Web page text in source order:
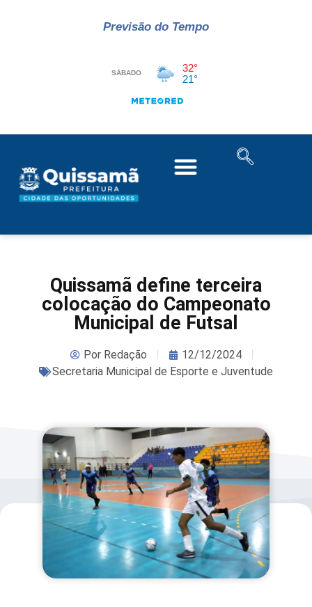
Previsão do Tempo
Quissamã define terceira
colocação do Campeonato
Municipal de Futsal
PorRedação
12/12/2024
Secretaria Municipal de Esporte e Juventude